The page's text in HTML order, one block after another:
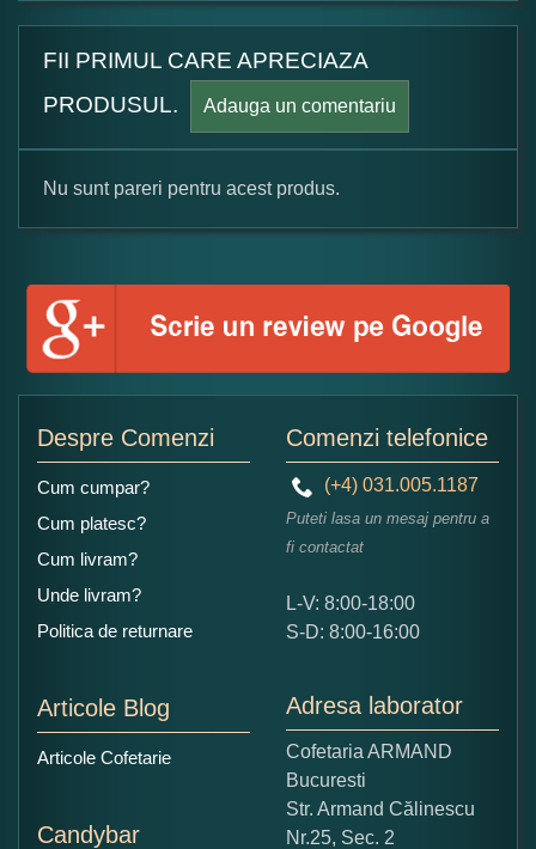
FII PRIMUL CARE APRECIAZA
PRODUSUL.
Adauga un comentariu
Formular pareri client
Numele dumneavoastra:
Ce nota acordati acestui produs?
5
Copiati alaturi numarul din imagine:
Nu sunt pareri pentru acest produs.
Despre Comenzi
Cum cumpar?
Cum platesc?
Cum livram?
Unde livram?
Politica de returnare
Articole Blog
Articole Cofetarie
Candybar
Comenzi telefonice
(+4) 031.005.1187
Puteti lasa un mesaj pentru a
fi contactat
L-V: 8:00-18:00
S-D: 8:00-16:00
Adresa laborator
Cofetaria ARMAND
Bucuresti
Str. Armand Călinescu
Nr.25, Sec. 2